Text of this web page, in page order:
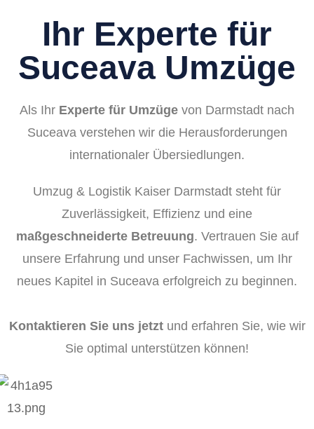
Ihr Experte für
Suceava Umzüge
Als Ihr Experte für Umzüge von Darmstadt nach
Suceava verstehen wir die Herausforderungen
internationaler Übersiedlungen.
Umzug & Logistik Kaiser Darmstadt steht für
Zuverlässigkeit, Effizienz und eine
maßgeschneiderte Betreuung. Vertrauen Sie auf
unsere Erfahrung und unser Fachwissen, um Ihr
neues Kapitel in Suceava erfolgreich zu beginnen.
Kontaktieren Sie uns jetztund erfahren Sie, wie wir
Sie optimal unterstützen können!